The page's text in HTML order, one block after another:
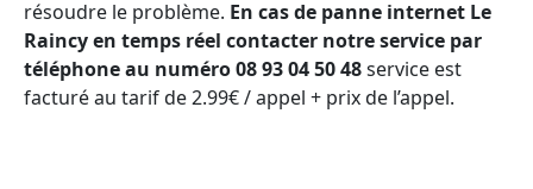
résoudre le problème. En cas de panne internet Le
Raincy en temps réel contacter notre service par
téléphone au numéro 08 93 04 50 48service est
facturé au tarif de 2.99€ / appel + prix de l’appel.